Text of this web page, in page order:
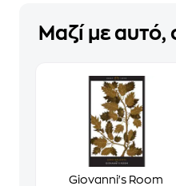
Μαζί με αυτό,
Giovanni's Room